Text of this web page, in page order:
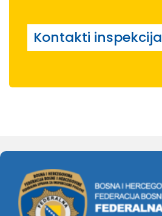
Kontakti inspekcija